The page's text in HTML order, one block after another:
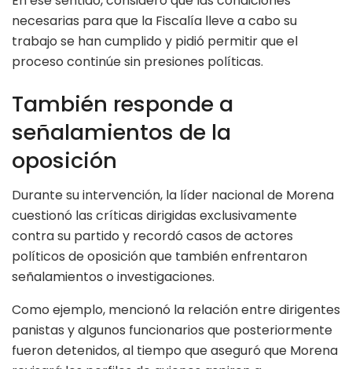
necesarias para que la Fiscalía lleve a cabo su
trabajo se han cumplido y pidió permitir que el
proceso continúe sin presiones políticas.
También responde a
señalamientos de la
oposición
Durante su intervención, la líder nacional de Morena
cuestionó las críticas dirigidas exclusivamente
contra su partido y recordó casos de actores
políticos de oposición que también enfrentaron
señalamientos o investigaciones.
Como ejemplo, mencionó la relación entre dirigentes
panistas y algunos funcionarios que posteriormente
fueron detenidos, al tiempo que aseguró que Morena